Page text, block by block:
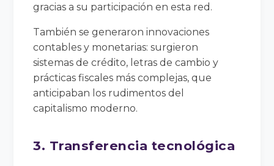
gracias a su participación en esta red.
También se generaron innovaciones
contables y monetarias: surgieron
sistemas de crédito, letras de cambio y
prácticas fiscales más complejas, que
anticipaban los rudimentos del
capitalismo moderno.
3. Transferencia tecnológica